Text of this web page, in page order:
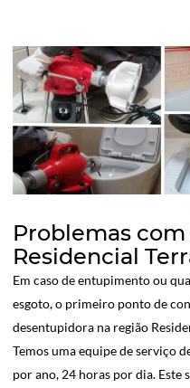
Problemas
Residencial
Em caso de entupimento ou
esgoto, o primeiro ponto de
desentupidora na região
Temos uma equipe de serviço
por ano, 24 horas por dia. Este